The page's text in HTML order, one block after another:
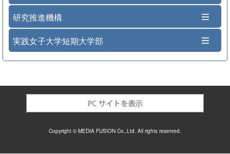
研究推進機構
実践女子大学短期大学部
Copyright © MEDIA FUSION Co.,Ltd. All rights reserved.